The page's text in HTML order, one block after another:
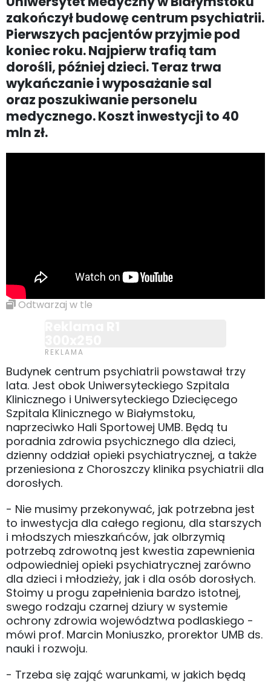
zakończył budowę centrum psychiatrii.
Pierwszych pacjentów przyjmie pod
koniec roku. Najpierw trafią tam
dorośli, później dzieci. Teraz trwa
wykańczanie i wyposażanie sal
oraz poszukiwanie personelu
medycznego. Koszt inwestycji to 40
mln zł.
Odtwarzaj w tle
Budynek centrum psychiatrii powstawał trzy
lata. Jest obok Uniwersyteckiego Szpitala
Klinicznego i Uniwersyteckiego Dziecięcego
Szpitala Klinicznego w Białymstoku,
naprzeciwko Hali Sportowej UMB. Będą tu
poradnia zdrowia psychicznego dla dzieci,
dzienny oddział opieki psychiatrycznej, a także
przeniesiona z Choroszczy klinika psychiatrii dla
dorosłych.
- Nie musimy przekonywać, jak potrzebna jest
to inwestycja dla całego regionu, dla starszych
i młodszych mieszkańców, jak olbrzymią
potrzebą zdrowotną jest kwestia zapewnienia
odpowiedniej opieki psychiatrycznej zarówno
dla dzieci i młodzieży, jak i dla osób dorosłych.
Stoimy u progu zapełnienia bardzo istotnej,
swego rodzaju czarnej dziury w systemie
ochrony zdrowia województwa podlaskiego -
mówi prof. Marcin Moniuszko, prorektor UMB ds.
nauki i rozwoju.
- Trzeba się zająć warunkami, w jakich będą